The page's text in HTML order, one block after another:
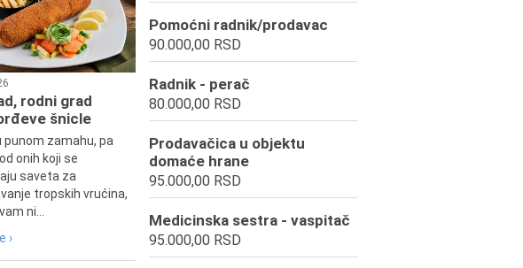
rodni grad
šnicle
punom zamahu, pa
onih koji se
saveta za
tropskih vrućina,
ni...
›
Pomoćni radnik/prodavac
90.000,00 RSD
Radnik - perač
80.000,00 RSD
Prodavačica u objektu
domaće hrane
95.000,00 RSD
Medicinska sestra - vaspitač
95.000,00 RSD